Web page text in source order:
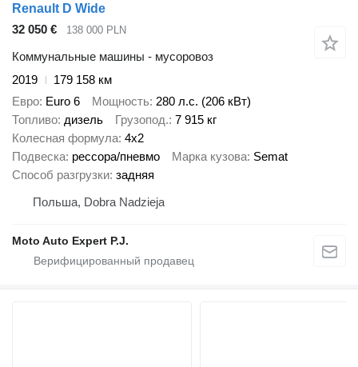
Renault D Wide
32 050 €
138 000 PLN
Коммунальные машины - мусоровоз
2019
179 158 км
Евро Euro 6 Мощность 280 л.с. (206 кВт)
Топливо дизель Грузопод. 7 915 кг
Колесная формула 4x2
Подвеска рессора/пневмо Марка кузова Semat
Способ разгрузки задняя
Польша, Dobra Nadzieja
Moto Auto Expert P.J.